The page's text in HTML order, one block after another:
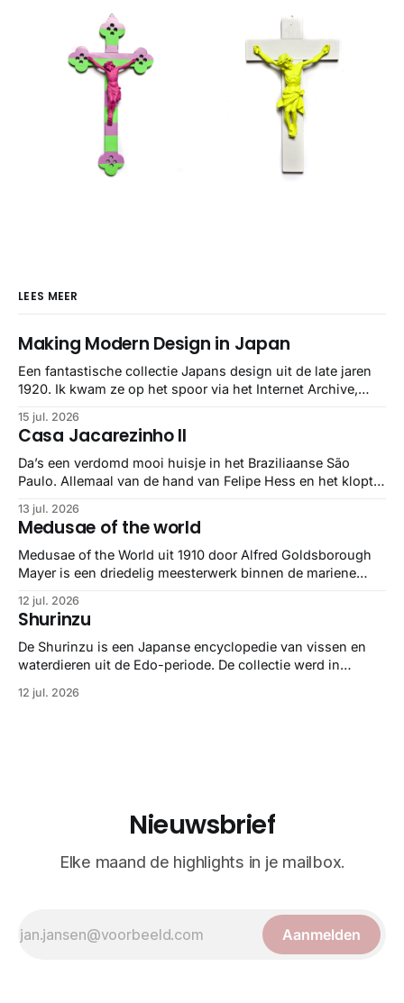
LEES MEER
Making Modern Design in Japan
Een fantastische collectie Japans design uit de late jaren
1920. Ik kwam ze op het spoor via het Internet Archive,
gebundeld in een: boek ✨ Daarin hebben ze alle scans een
stuk netter getrokken, maar op deze manier vind ik ze er
minstens
15 jul. 2026
Casa Jacarezinho II
Da’s een verdomd mooi huisje in het Braziliaanse São
Paulo. Allemaal van de hand van Felipe Hess en het klopt
13 jul. 2026
Medusae of the world
Medusae of the World uit 1910 door Alfred Goldsborough
Mayer is een driedelig meesterwerk binnen de mariene
gedetailleerd overzicht van kwallensoorten en hun
taxonomie. Het boek staat bekend om de combinatie van
strikte wetenschap met prachtige, handgetekende
illustraties en kleurendrukplaten van Mayer zelf.
12 jul. 2026
Shurinzu
De Shurinzu is een Japanse encyclopedie van vissen en
waterdieren uit de Edo-periode. De collectie werd in
bekend om verfijnde technieken en bijna driedimensionale
12 jul. 2026
Nieuwsbrief
Elke maand de highlights in je mailbox.
Aanmelden